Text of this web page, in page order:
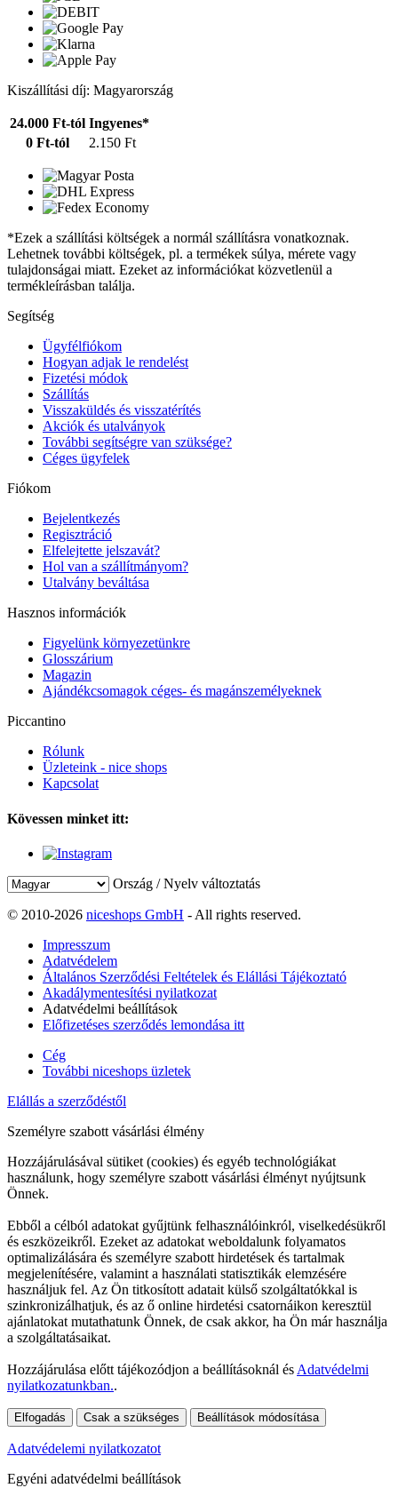
Kiszállítási díj: Magyarország
24.000 Ft-tól Ingyenes*
0 Ft-tól
2.150 Ft
*Ezek a szállítási költségek a normál szállításra vonatkoznak.
Lehetnek további költségek, pl. a termékek súlya, mérete vagy
tulajdonságai miatt. Ezeket az információkat közvetlenül a
termékleírásban találja.
Segítség
Ügyfélfiókom
Hogyan adjak le rendelést
Fizetési módok
Szállítás
Visszaküldés és visszatérítés
Akciók és utalványok
További segítségre van szüksége?
Céges ügyfelek
Fiókom
Bejelentkezés
Regisztráció
Elfelejtette jelszavát?
Hol van a szállítmányom?
Utalvány beváltása
Hasznos információk
Figyelünk környezetünkre
Glosszárium
Magazin
Ajándékcsomagok céges- és magánszemélyeknek
Piccantino
Rólunk
Üzleteink - nice shops
Kapcsolat
Kövessen minket itt:
Ország / Nyelv változtatás
© 2010-2026 niceshops GmbH - All rights reserved.
Impresszum
Adatvédelem
Általános Szerződési Feltételek és Elállási Tájékoztató
Akadálymentesítési nyilatkozat
Adatvédelmi beállítások
Előfizetéses szerződés lemondása itt
Cég
További niceshops üzletek
Elállás a szerződéstől
Személyre szabott vásárlási élmény
Hozzájárulásával sütiket (cookies) és egyéb technológiákat
használunk, hogy személyre szabott vásárlási élményt nyújtsunk
Önnek.
Ebből a célból adatokat gyűjtünk felhasználóinkról, viselkedésükről
és eszközeikről. Ezeket az adatokat weboldalunk folyamatos
optimalizálására és személyre szabott hirdetések és tartalmak
megjelenítésére, valamint a használati statisztikák elemzésére
használjuk fel. Az Ön titkosított adatait külső szolgáltatókkal is
szinkronizálhatjuk, és az ő online hirdetési csatornáikon keresztül
ajánlatokat mutathatunk Önnek, de csak akkor, ha Ön már használja
a szolgáltatásaikat.
Hozzájárulása előtt tájékozódjon a beállításoknál és Adatvédelmi
nyilatkozatunkban..
Elfogadás Csak a szükséges Beállítások módosítása
Adatvédelemi nyilatkozatot
Egyéni adatvédelmi beállítások